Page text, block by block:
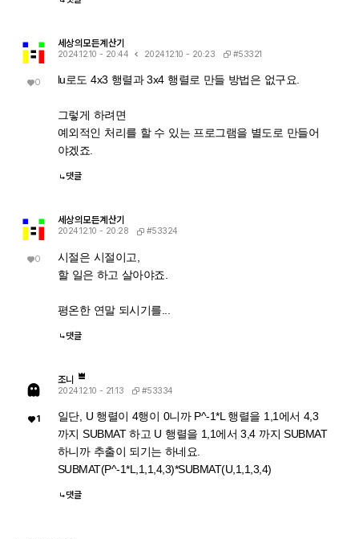
0
세상의모든계산기
2024.12.10 - 20:44 2024.12.10 - 20:23 #53321
lu로도 4x3 행렬과 3x4 행렬로 만들 방법은 없구요.
그렇게 하려면
예외적인 처리를 할 수 있는 프로그램을 별도로 만들어
야겠죠.
댓글
0
세상의모든계산기
2024.12.10 - 20:28 #53324
시절은 시절이고,
할 일은 하고 살아야죠.
평온한 연말 되시기를...
댓글
1
조니
2024.12.10 - 21:13 #53334
일단, U 행렬이 4행이 0니까 P^-1*L 행렬을 1,1에서 4,3
까지 SUBMAT 하고 U 행렬을 1,1에서 3,4 까지 SUBMAT
하니까 추출이 되기는 하네요.
SUBMAT(P^-1*L,1,1,4,3)*SUBMAT(U,1,1,3,4)
댓글